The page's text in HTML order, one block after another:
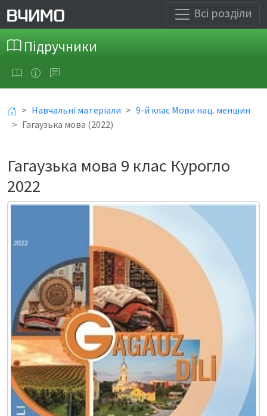
Всі розділи
Підручники
Навчальні матеріали
9-й клас Мови нац. меншин
Гагаузька мова (2022)
Гагаузька мова 9 клас Курогло
2022